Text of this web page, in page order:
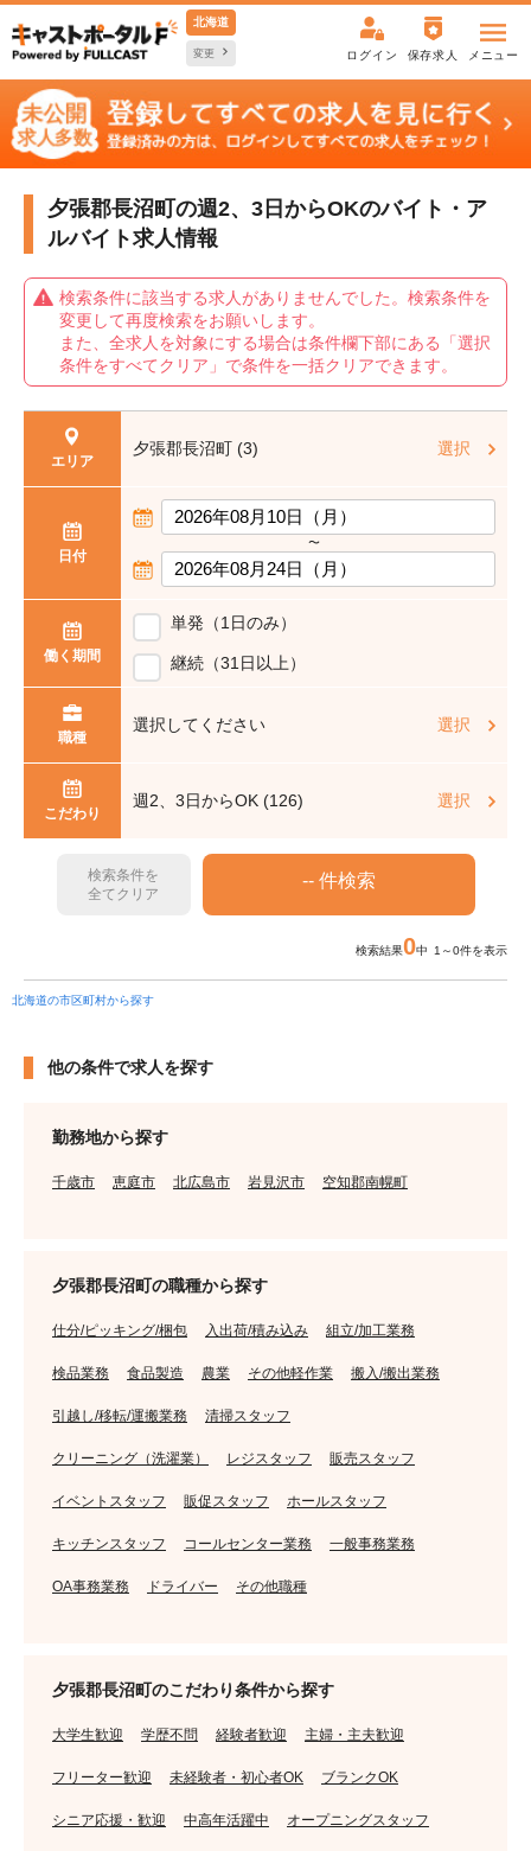
北海道
変更 ログイン 保存求人 メニュー
夕張郡長沼町の週2、3日からOKのバイト・ア
ルバイト求人情報
検索条件に該当する求人がありませんでした。検索条件を
変更して再度検索をお願いします。
また、全求人を対象にする場合は条件欄下部にある「選択
条件をすべてクリア」で条件を一括クリアできます。
エリア
夕張郡長沼町 (3) 選択
日付
〜
働く期間
単発（1日のみ）
継続（31日以上）
職種
選択してください 選択
こだわり
週2、3日からOK (126) 選択
検索条件を
全てクリア
検索結果0中 1～0件を表示
北海道の市区町村から探す
他の条件で求人を探す
勤務地から探す
千歳市 恵庭市 北広島市 岩見沢市 空知郡南幌町
夕張郡長沼町の職種から探す
仕分/ピッキング/梱包 入出荷/積み込み 組立/加工業務
検品業務 食品製造 農業 その他軽作業 搬入/搬出業務
引越し/移転/運搬業務 清掃スタッフ
クリーニング（洗濯業） レジスタッフ 販売スタッフ
イベントスタッフ 販促スタッフ ホールスタッフ
キッチンスタッフ コールセンター業務 一般事務業務
OA事務業務 ドライバー その他職種
夕張郡長沼町のこだわり条件から探す
大学生歓迎 学歴不問 経験者歓迎 主婦・主夫歓迎
フリーター歓迎 未経験者・初心者OK ブランクOK
シニア応援・歓迎 中高年活躍中 オープニングスタッフ